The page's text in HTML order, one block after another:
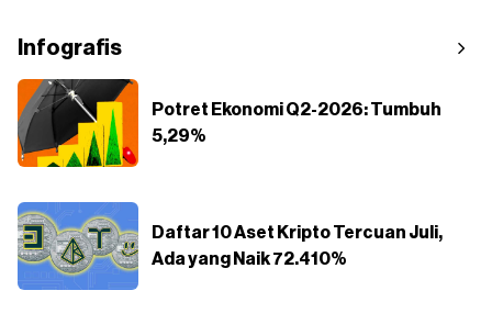
Infografis
Potret Ekonomi Q2-2026: Tumbuh
5,29%
Daftar 10 Aset Kripto Tercuan Juli,
Ada yang Naik 72.410%